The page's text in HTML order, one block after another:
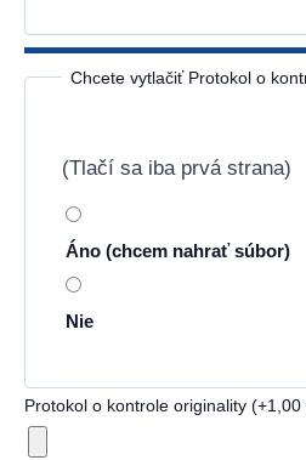
Chcete vytlačiť Protokol o
(Tlačí sa iba prvá strana)
Áno (chcem nahrať súbor)
Nie
Protokol o kontrole originality (+1,00